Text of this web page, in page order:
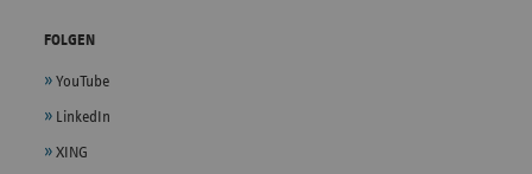
FOLGEN
YouTube
LinkedIn
XING